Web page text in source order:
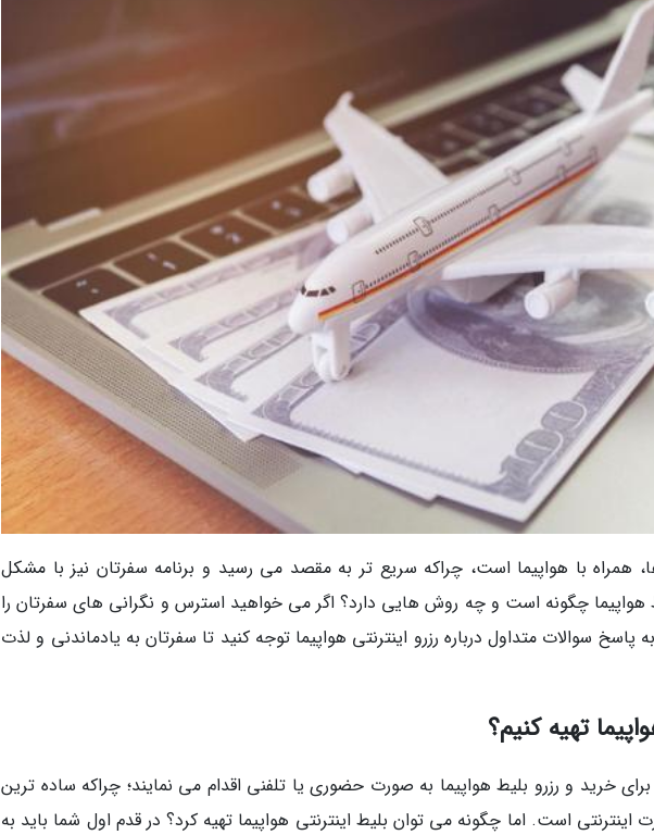
با هواپیما است، چراکه سریع تر به مقصد می رسید و برنامه سفرتان نیز با مشکل
هواپیما چگونه است و چه روش هایی دارد؟ اگر می خواهید استرس و نگرانی های سفرتان را
سوالات متداول درباره رزرو اینترنتی هواپیما توجه کنید تا سفرتان به یادماندنی و لذت
تهیه کنیم؟
برای خرید و رزرو بلیط هواپیما به صورت حضوری یا تلفنی اقدام می نمایند؛ چراکه ساده ترین
است. اما چگونه می توان بلیط اینترنتی هواپیما تهیه کرد؟ در قدم اول شما باید به